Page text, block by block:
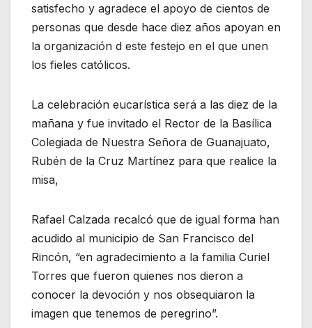
satisfecho y agradece el apoyo de cientos de
personas que desde hace diez años apoyan en
la organización d este festejo en el que unen
los fieles católicos.
La celebración eucarística será a las diez de la
mañana y fue invitado el Rector de la Basílica
Colegiada de Nuestra Señora de Guanajuato,
Rubén de la Cruz Martínez para que realice la
misa,
Rafael Calzada recalcó que de igual forma han
acudido al municipio de San Francisco del
Rincón, “en agradecimiento a la familia Curiel
Torres que fueron quienes nos dieron a
conocer la devoción y nos obsequiaron la
imagen que tenemos de peregrino”.